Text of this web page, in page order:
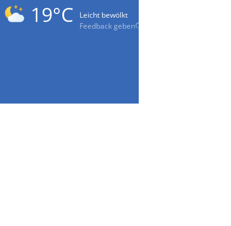
19°C
Leicht bewölkt
Feedback geben